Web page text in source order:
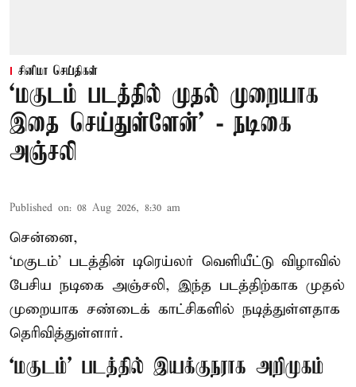
சினிமா செய்திகள்
‘மகுடம் படத்தில் முதல் முறையாக
இதை செய்துள்ளேன்’ - நடிகை
அஞ்சலி
Published on: 08 Aug 2026, 8:30 am
சென்னை,
‘மகுடம்’ படத்தின் டிரெய்லர் வெளியீட்டு விழாவில்
பேசிய நடிகை அஞ்சலி, இந்த படத்திற்காக முதல்
முறையாக சண்டைக் காட்சிகளில் நடித்துள்ளதாக
தெரிவித்துள்ளார்.
‘மகுடம்’ படத்தில் இயக்குநராக அறிமுகம்